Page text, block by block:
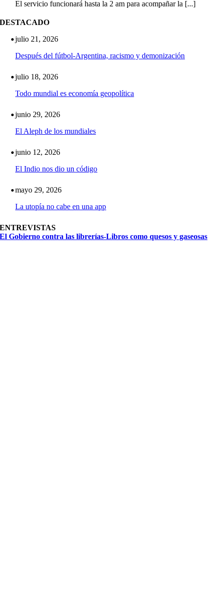
El servicio funcionará hasta la 2 am para acompañar la [...]
DESTACADO
julio 21, 2026
Después del fútbol-Argentina, racismo y demonización
julio 18, 2026
Todo mundial es economía geopolítica
junio 29, 2026
El Aleph de los mundiales
junio 12, 2026
El Indio nos dio un código
mayo 29, 2026
La utopía no cabe en una app
ENTREVISTAS
El Gobierno contra las librerías-Libros como quesos y gaseosas